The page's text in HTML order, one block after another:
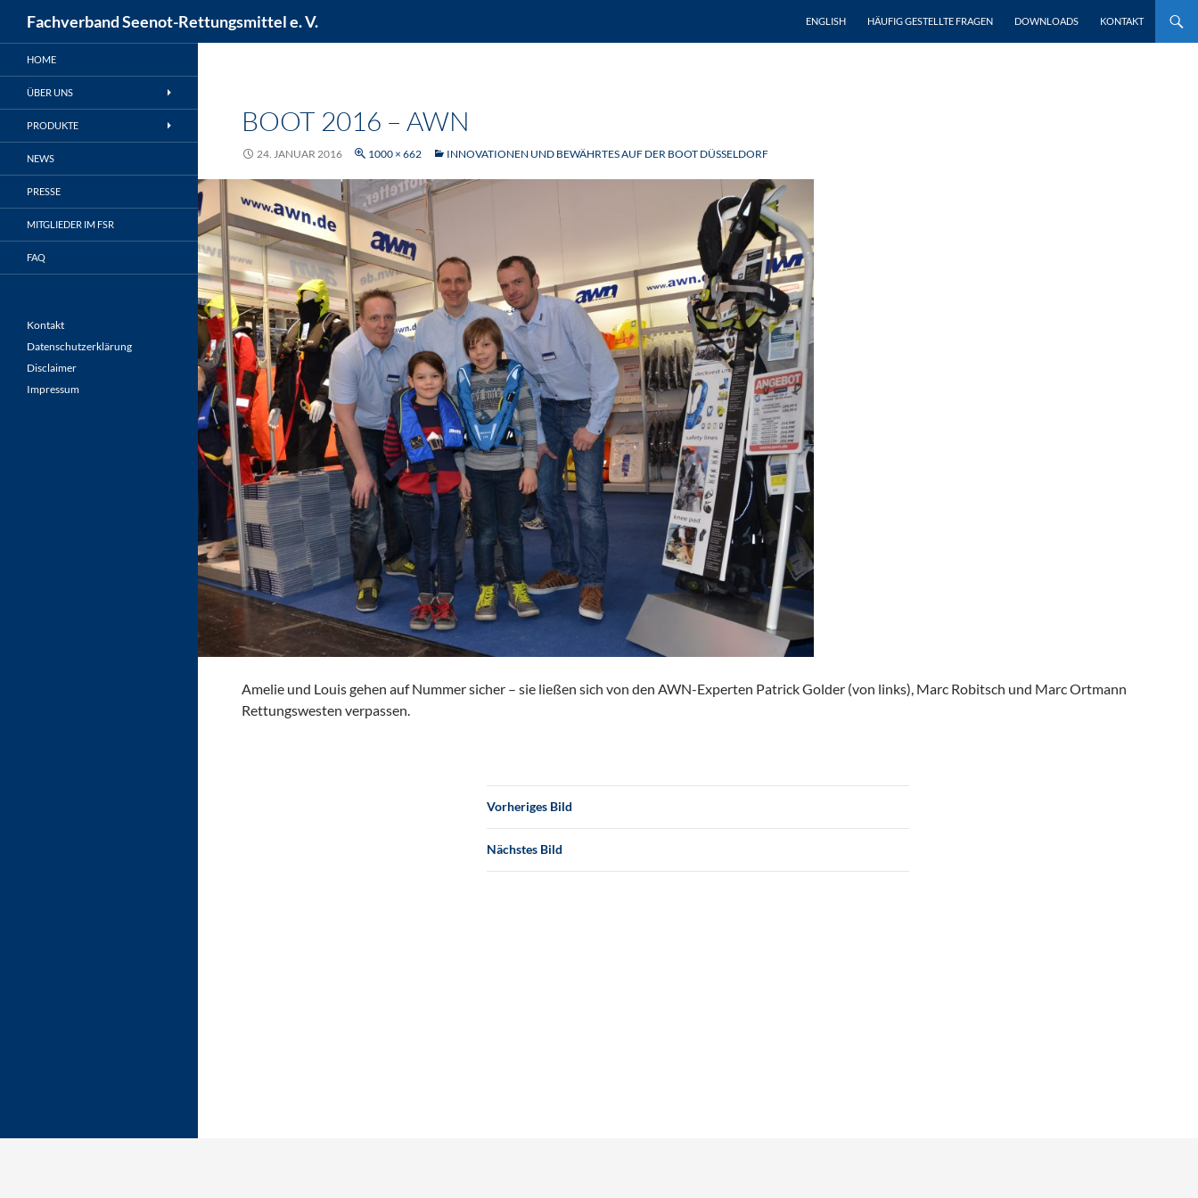
Inhalt
springen
Fachverband Seenot-Rettungsmittel e. V. ENGLISH HÄUFIG GESTELLTE FRAGEN DOWNLOADS KONTAKT
BOOT 2016 – AWN
24. JANUAR 2016 1000 × 662 INNOVATIONEN UND BEWÄHRTES AUF DER BOOT DÜSSELDORF
Amelie und Louis gehen auf Nummer sicher – sie ließen sich von den AWN-Experten Patrick Golder (von links), Marc Robitsch und Marc Ortmann
Rettungswesten verpassen.
Vorheriges Bild
Nächstes Bild
HOME
ÜBER UNS
PRODUKTE
NEWS
PRESSE
MITGLIEDER IM FSR
FAQ
Kontakt
Datenschutzerklärung
Disclaimer
Impressum